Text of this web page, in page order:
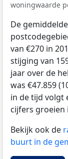
woningwaarde
De gemiddelde
van €270 in
stijging van
jaar over de
was €47.859
in de tijd volgt
cijfers groeien
Bekijk ook de
buurt in de